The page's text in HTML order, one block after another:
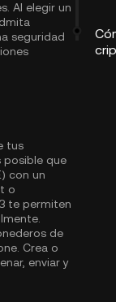
Al elegir un
seguridad
tus
posible que
con un
o
te permiten
de
Crea o
enviar y